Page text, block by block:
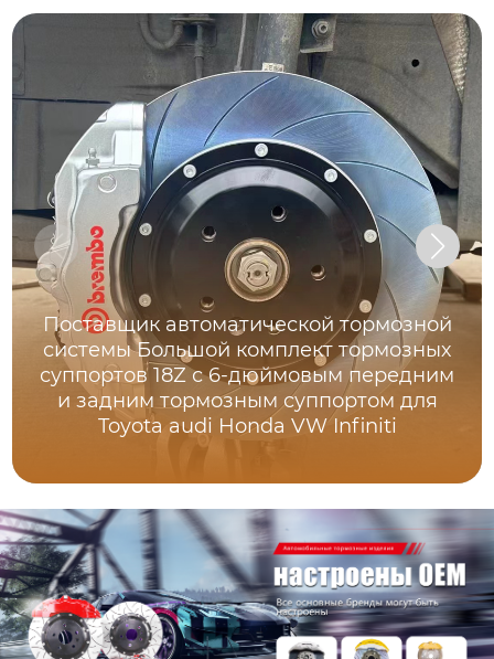
Поставщик автоматической тормозной
системы Большой комплект тормозных
суппортов 18Z с 6-дюймовым передним
и задним тормозным суппортом для
Toyota audi Honda VW Infiniti